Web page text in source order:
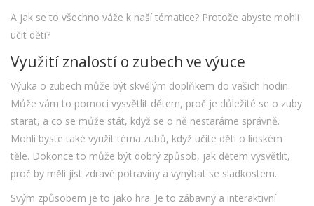
A jak se to všechno váže k naší tématice? Protože abyste mohli
učit děti?
Využití znalostí o zubech ve výuce
Výuka o zubech může být skvělým doplňkem do vašich hodin.
Může vám to pomoci vysvětlit dětem, proč je důležité se o zuby
starat, a co se může stát, když se o ně nestaráme správně.
Mohli byste také využít téma zubů, když učíte děti o lidském
těle. Dokonce to může být dobrý způsob, jak dětem vysvětlit,
proč by měli jíst zdravé potraviny a vyhýbat se sladkostem.
Svým způsobem je to jako hra. Je to zábavný a interaktivní